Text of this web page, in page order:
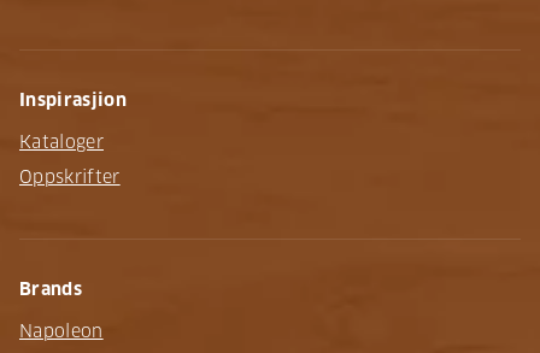
Inspirasjion
Kataloger
Oppskrifter
Brands
Napoleon